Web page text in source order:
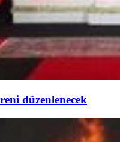
düzenlenecek